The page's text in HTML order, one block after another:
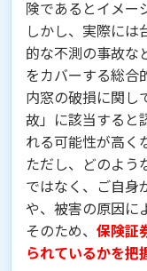
険であるとイメー
しかし、実際には
的な不測の事故な
をカバーする総合
内窓の破損に関し
故」に該当すると
れる可能性が高く
ただし、どのよう
ではなく、ご自身
や、被害の原因に
そのため、 保険証
られているかを把